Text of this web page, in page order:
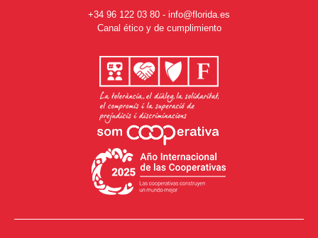
+34 96 122 03 80 - info@florida.es
Canal ético y de cumplimiento